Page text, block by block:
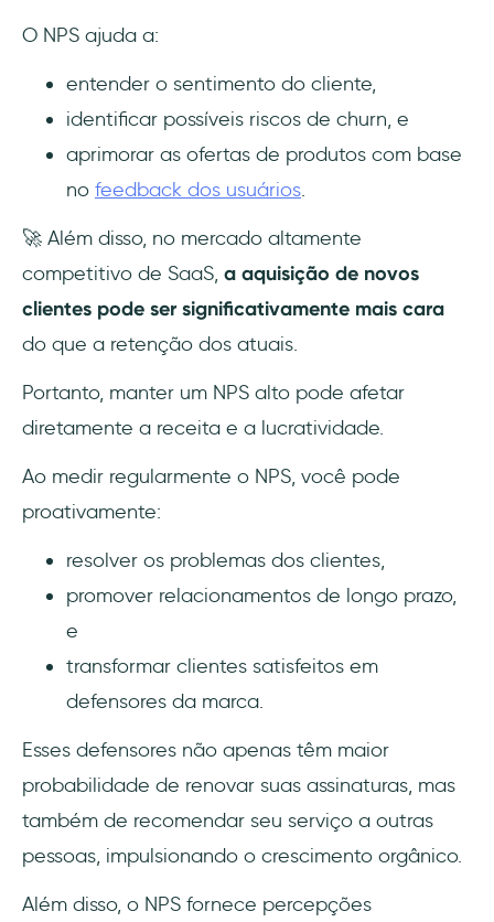
O NPS ajuda a:
entender o sentimento do cliente,
identificar possíveis riscos de churn, e
aprimorar as ofertas de produtos com base
no feedback dos usuários.
🚀 Além disso, no mercado altamente
competitivo de SaaS, a aquisição de novos
clientes pode ser significativamente mais cara
do que a retenção dos atuais.
Portanto, manter um NPS alto pode afetar
diretamente a receita e a lucratividade.
Ao medir regularmente o NPS, você pode
proativamente:
resolver os problemas dos clientes,
promover relacionamentos de longo prazo,
e
transformar clientes satisfeitos em
defensores da marca.
Esses defensores não apenas têm maior
probabilidade de renovar suas assinaturas, mas
também de recomendar seu serviço a outras
pessoas, impulsionando o crescimento orgânico.
Além disso, o NPS fornece percepções